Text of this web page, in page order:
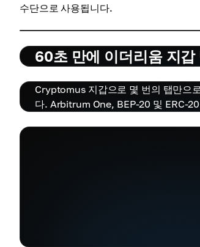
수단으로 사용됩니다.
60초 만에 이더리움 지갑
Cryptomus 지갑으로 몇 번의 탭만으
다. Arbitrum One, BEP-20 및 ERC-